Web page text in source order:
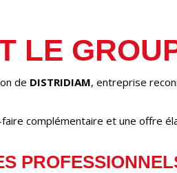
LE
de DISTRIDIAM, entreprise
complémentaire et une offre